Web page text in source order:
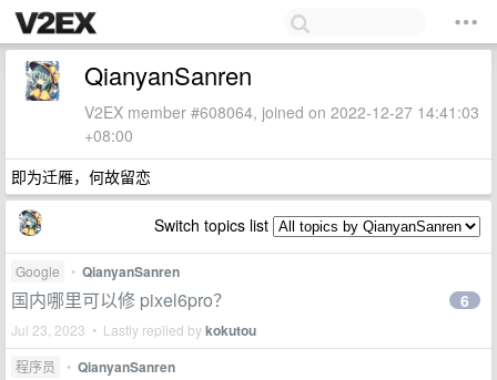
QianyanSanren
V2EX member #608064, joined on 2022-12-27 14:41:03
+08:00
即为迁雁，何故留恋
Switch topics list
Google • QianyanSanren
国内哪里可以修 pixel6pro？
Jul 23, 2023 • Lastly replied bykokutou
6
程序员 • QianyanSanren